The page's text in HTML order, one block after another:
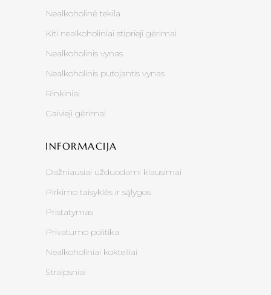
Nealkoholinė tekila
Kiti nealkoholiniai stiprieji gėrimai
Nealkoholinis vynas
Nealkoholinis putojantis vynas
Rinkiniai
Gaivieji gėrimai
INFORMACIJA
Dažniausiai užduodami klausimai
Pirkimo taisyklės ir sąlygos
Pristatymas
Privatumo politika
Nealkoholiniai kokteiliai
Straipsniai